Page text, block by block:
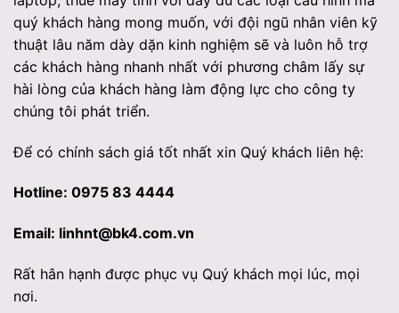
quý khách hàng mong muốn, với đội ngũ nhân viên kỹ
thuật lâu năm dày dặn kinh nghiệm sẽ và luôn hỗ trợ
các khách hàng nhanh nhất với phương châm lấy sự
hài lòng của khách hàng làm động lực cho công ty
chúng tôi phát triển.
Để có chính sách giá tốt nhất xin Quý khách liên hệ:
Hotline: 0975 83 4444
Email: linhnt@bk4.com.vn
Rất hân hạnh được phục vụ Quý khách mọi lúc, mọi
nơi.